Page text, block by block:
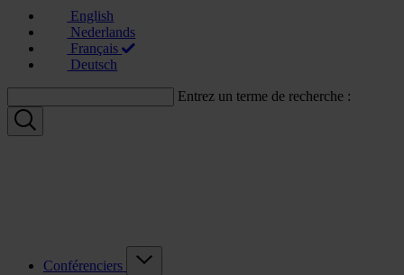
English
Nederlands
Français
Deutsch
Entrez un terme de recherche :
Conférenciers